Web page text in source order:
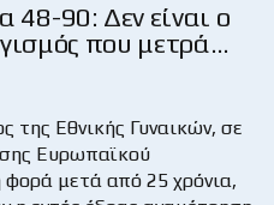
48-90: Δεν είναι ο
που μετρά…
της Εθνικής Γυναικών, σε
Ευρωπαϊκού
μετά από 25 χρόνια,